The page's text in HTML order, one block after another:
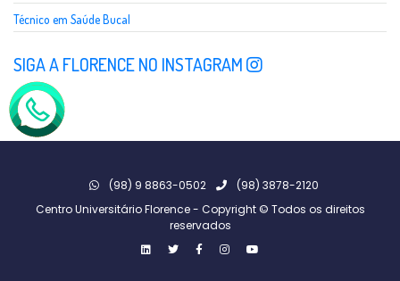
Técnico em Saúde Bucal
SIGA A FLORENCE NO INSTAGRAM
(98) 9 8863-0502
(98) 3878-2120
Centro Universitário Florence - Copyright © Todos os direitos
reservados